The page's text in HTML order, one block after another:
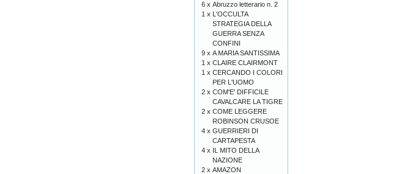
6 x Abruzzo letterario n. 2
1 x L'OCCULTA
STRATEGIA DELLA
GUERRA SENZA
CONFINI
9 x A MARIA SANTISSIMA
1 x CLAIRE CLAIRMONT
1 x CERCANDO I COLORI
PER L'UOMO
2 x COM'E' DIFFICILE
CAVALCARE LA TIGRE
2 x COME LEGGERE
ROBINSON CRUSOE
4 x GUERRIERI DI
CARTAPESTA
4 x IL MITO DELLA
NAZIONE
2 x AMAZON